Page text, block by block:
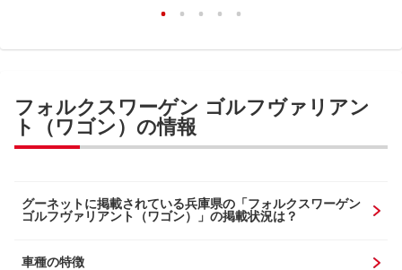
フォルクスワーゲン ゴルフヴァリアン
ト（ワゴン）の情報
グーネットに掲載されている兵庫県の「フォルクスワーゲン
ゴルフヴァリアント（ワゴン）」の掲載状況は？
車種の特徴